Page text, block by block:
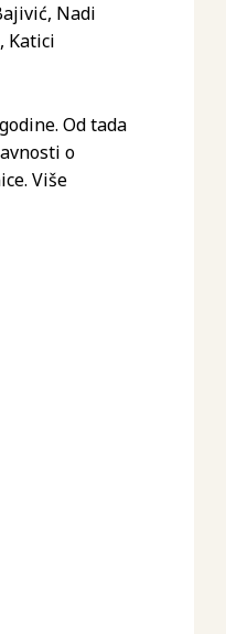
Nadi
Katici
Od tada
o
Više